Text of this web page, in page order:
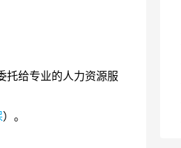
给专业的人力资源服
）。